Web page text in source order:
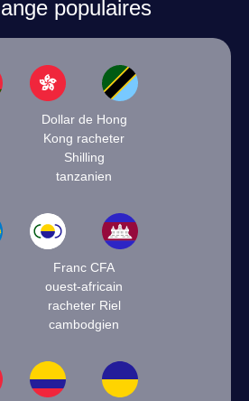
populaires
Dollar de Hong
Kong racheter
Shilling
tanzanien
Franc CFA
ouest-africain
racheter Riel
cambodgien